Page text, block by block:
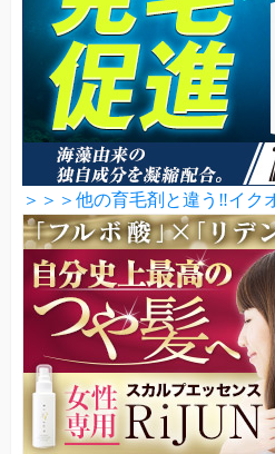
＞＞＞他の育毛剤と違う‼イク